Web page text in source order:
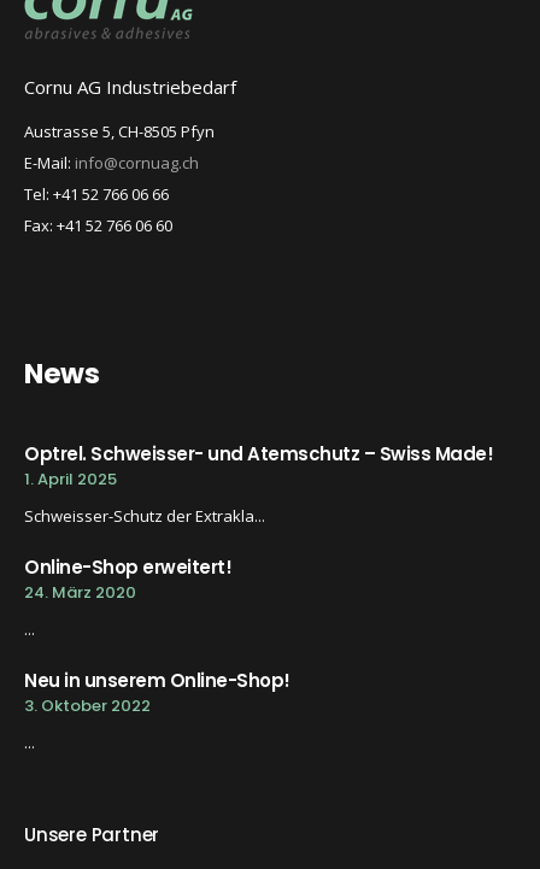
Cornu AG Industriebedarf
Austrasse 5, CH-8505 Pfyn
E-Mail: info@cornuag.ch
Tel: +41 52 766 06 66
Fax: +41 52 766 06 60
News
Optrel. Schweisser- und Atemschutz – Swiss Made!
1. April 2025
Schweisser-Schutz der Extrakla...
Online-Shop erweitert!
24. März 2020
...
Neu in unserem Online-Shop!
3. Oktober 2022
...
Unsere Partner